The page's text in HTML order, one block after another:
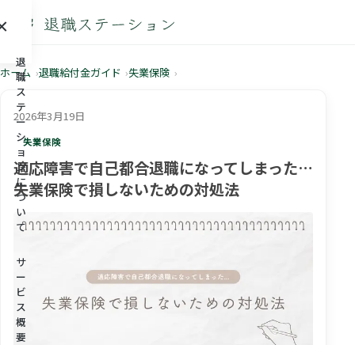
退
職
ス
テ
ー
シ
ョ
ン
に
つ
い
て
サ
ー
ビ
ス
概
要
ホーム 退職給付金ガイド 失業保険
2026年3月19日
失業保険
適応障害で自己都合退職になってしまった…
失業保険で損しないための対処法